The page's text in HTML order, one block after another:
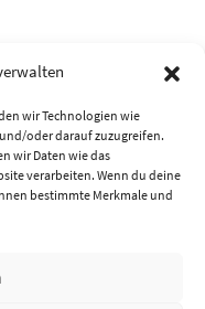
wir Technologien wie
oder darauf zuzugreifen.
wir Daten wie das
verarbeiten. Wenn du deine
bestimmte Merkmale und